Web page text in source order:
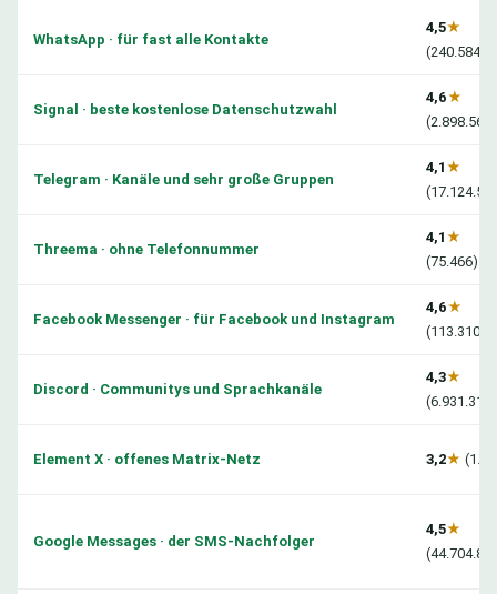
WhatsApp · für fast alle Kontakte
4,5★
Signal · beste kostenlose Datenschutzwahl
4,6★
(2.898.567)
Telegram · Kanäle und sehr große Gruppen
4,1 ★
Threema · ohne Telefonnummer
4,1 ★
(75.466)
Facebook Messenger · für Facebook und Instagram
4,6★
Discord · Communitys und Sprachkanäle
4,3★
(6.931.317)
Element X · offenes Matrix-Netz 3,2★
Google Messages · der SMS-Nachfolger
4,5★